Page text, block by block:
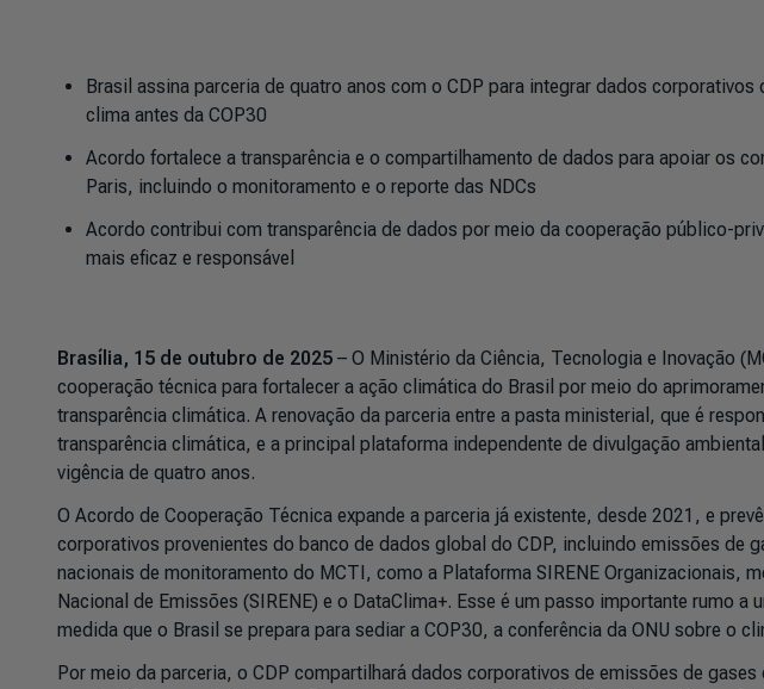
Brasil assina parceria de quatro anos com o CDP para integrar dados
clima antes da COP30
Acordo fortalece a transparência e o compartilhamento de dados para apoiar os
Paris, incluindo o monitoramento e o reporte das NDCs
Acordo contribui com transparência de dados por meio da cooperação público-
mais eficaz e responsável
Brasília, 15 de outubro de 2025 – O Ministério da Ciência, Tecnologia e Inovação
cooperação técnica para fortalecer a ação climática do Brasil por meio do
transparência climática. A renovação da parceria entre a pasta ministerial, que é
transparência climática, e a principal plataforma independente de divulgação
vigência de quatro anos.
O Acordo de Cooperação Técnica expande a parceria já existente, desde 2021, e
corporativos provenientes do banco de dados global do CDP, incluindo emissões de
nacionais de monitoramento do MCTI, como a Plataforma SIRENE Organizacionais,
Nacional de Emissões (SIRENE) e o DataClima+. Esse é um passo importante rumo a
medida que o Brasil se prepara para sediar a COP30, a conferência da ONU sobre o
Por meio da parceria, o CDP compartilhará dados corporativos de emissões de